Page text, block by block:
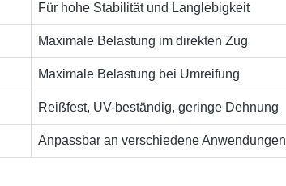
Für hohe Stabilität und Langlebigkeit
Maximale Belastung im direkten Zug
Maximale Belastung bei Umreifung
Reißfest, UV-beständig, geringe Dehnung
Anpassbar an verschiedene Anwendungen